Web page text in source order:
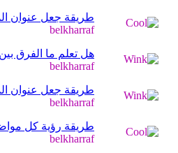
طريقة جعل عنوان
belkharraf
هل تعلم ما الفرق بين element وelement.و element# في اكواد CSS
belkharraf
طريقة جعل عنوان
belkharraf
طريقة رؤية كل
belkharraf